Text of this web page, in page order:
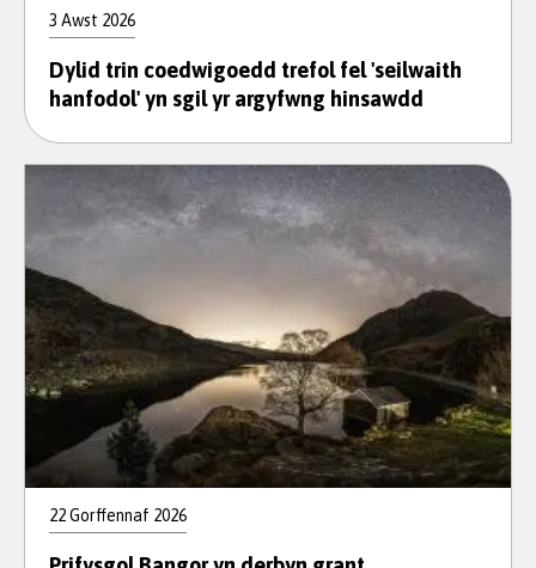
3 Awst 2026
Dylid trin coedwigoedd trefol fel 'seilwaith
hanfodol' yn sgil yr argyfwng hinsawdd
22 Gorffennaf 2026